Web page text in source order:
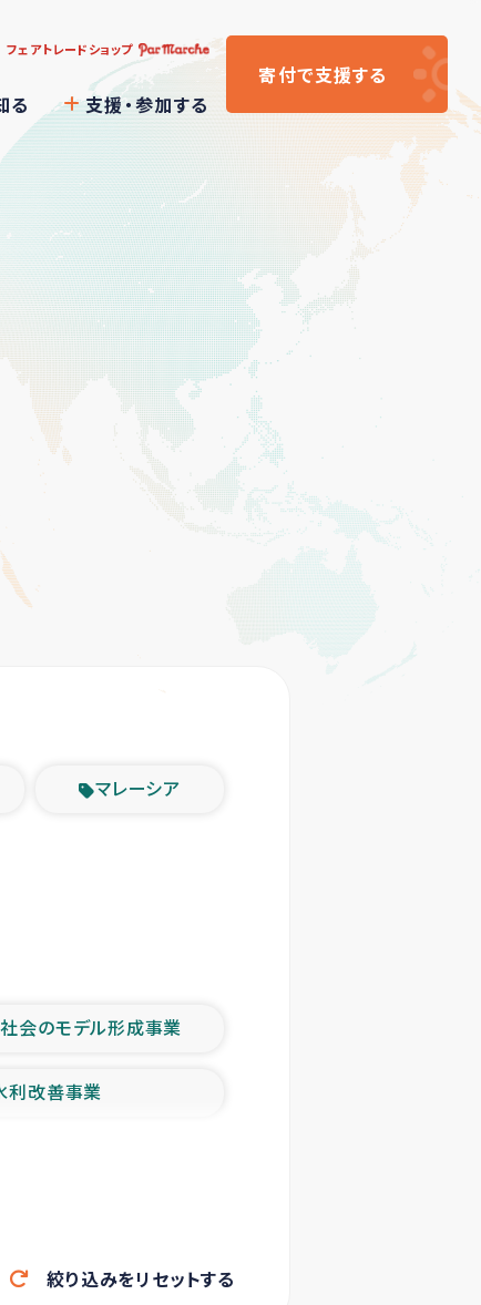
フェアトレードショップ
る 支援・参加する
寄付で支援する
マレーシア
会のモデル形成事業
利改善事業
の支援事業
災者支援
民の生活再建支援
絞り込みをリセットする